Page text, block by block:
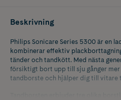
Beskrivning
Philips Sonicare Series 5300 är en
kombinerar effektiv
tänder och tandkött. Med nästa
försiktigt bort upp till sju gånger mer
tandborste och hjälper dig till vitare